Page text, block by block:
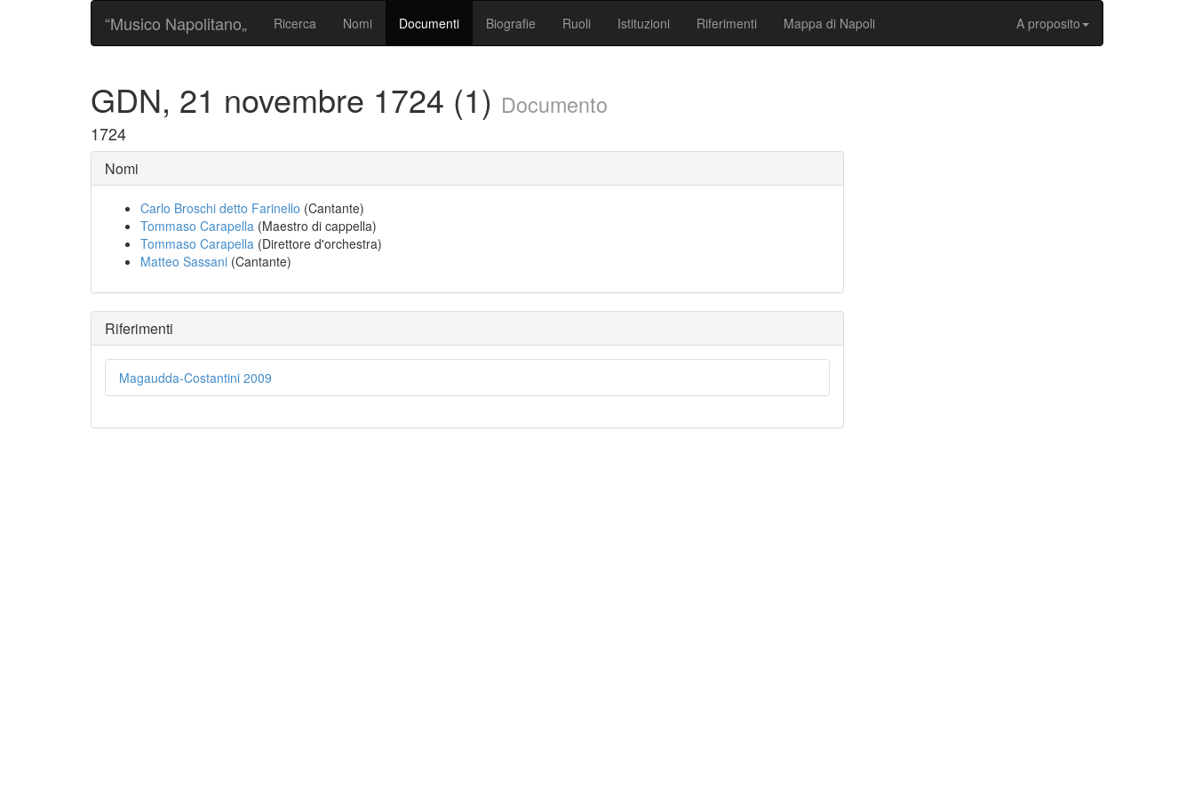
“Musico Napolitano„ Ricerca Nomi Documenti Biografie Ruoli Istituzioni Riferimenti Mappa di Napoli A proposito
GDN, 21 novembre 1724 (1) Documento
1724
Nomi
Carlo Broschi detto Farinello (Cantante)
Tommaso Carapella (Maestro di cappella)
Tommaso Carapella (Direttore d'orchestra)
Matteo Sassani (Cantante)
Riferimenti
Magaudda-Costantini 2009